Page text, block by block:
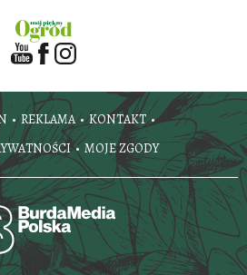
REKLAMA
KONTAKT
MOJE ZGODY